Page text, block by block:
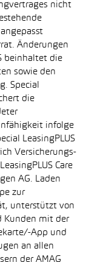
nicht
Änderungen
beinhaltet die
sowie den
Special
die
infolge
LeasingPLUS
Versicherungs-
Care
AG. Laden
zur
unterstützt von
Kunden mit der
App und
an allen
der AMAG